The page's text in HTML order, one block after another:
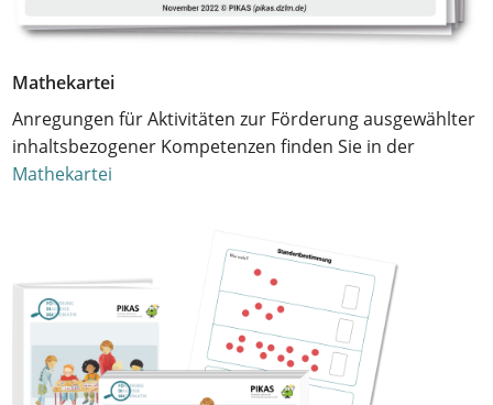
Mathekartei
Anregungen für Aktivitäten zur Förderung ausgewählter
inhaltsbezogener Kompetenzen finden Sie in der
Mathekartei